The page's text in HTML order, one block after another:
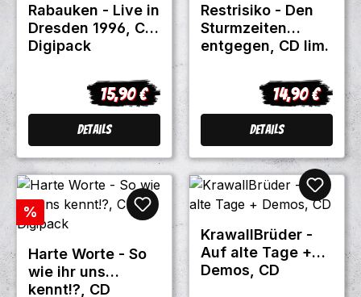
Rabauken - Live in
Dresden 1996, CD
Digipack
Regulärer Preis:
15,90 €
Details
Restrisiko - Den
Sturmzeiten
entgegen, CD lim.
Regulärer
14,90 €
Details
Rabatt
%
Harte Worte - So
wie ihr uns
kennt!?, CD
KrawallBrüder -
Auf alte Tage +
Demos, CD